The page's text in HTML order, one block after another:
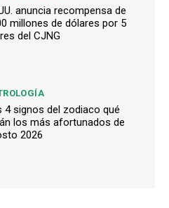
anuncia recompensa de
millones de dólares por 5
del CJNG
4 signos del zodiaco qué
los más afortunados de
2026